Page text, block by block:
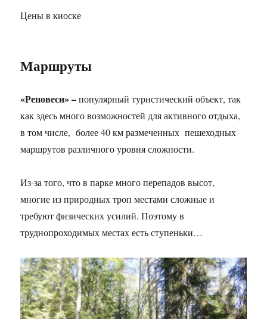
Цены в киоске
Маршруты
«Реповеси» –популярный туристический объект, так
как здесь много возможностей для активного отдыха,
в том числе, более 40 км размеченных пешеходных
маршрутов различного уровня сложности.
Из-за того, что в парке много перепадов высот,
многие из природных троп местами сложные и
требуют физических усилий. Поэтому в
труднопроходимых местах есть ступеньки…